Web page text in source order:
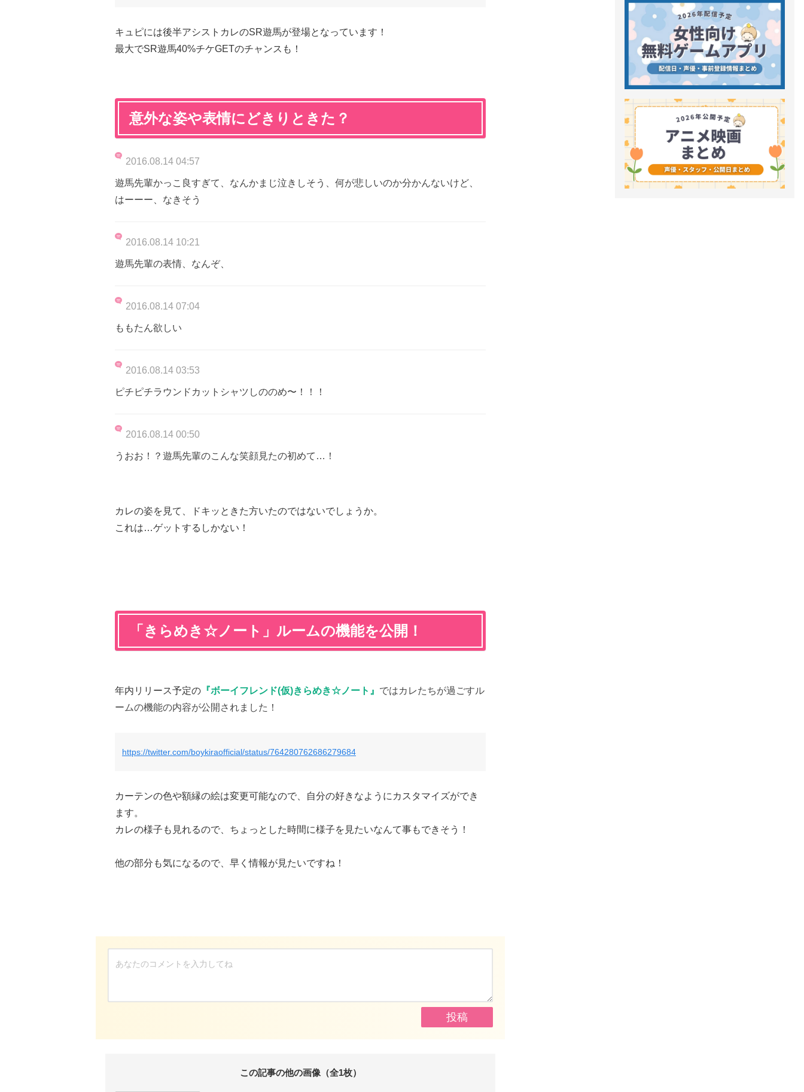
キュピには後半アシストカレのSR遊馬が登場となっています！
最大でSR遊馬40%チケGETのチャンスも！
意外な姿や表情にどきりときた？
2016.08.14 04:57
遊馬先輩かっこ良すぎて、なんかまじ泣きしそう、何が悲しいのか分かんないけど、
はーーー、なきそう
2016.08.14 10:21
遊馬先輩の表情、なんぞ、
2016.08.14 07:04
ももたん欲しい
2016.08.14 03:53
ピチピチラウンドカットシャツしののめ〜！！！
2016.08.14 00:50
うおお！？遊馬先輩のこんな笑顔見たの初めて…！
カレの姿を見て、ドキッときた方いたのではないでしょうか。
これは…ゲットするしかない！
「きらめき☆ノート」ルームの機能を公開！
年内リリース予定の 『ボーイフレンド(仮)きらめき☆ノート』 ではカレたちが過ごすル
ームの機能の内容が公開されました！
https://twitter.com/boykiraofficial/status/764280762686279684
カーテンの色や額縁の絵は変更可能なので、自分の好きなようにカスタマイズができ
ます。
カレの様子も見れるので、ちょっとした時間に様子を見たいなんて事もできそう！
他の部分も気になるので、早く情報が見たいですね！
この記事の他の画像（全1枚）